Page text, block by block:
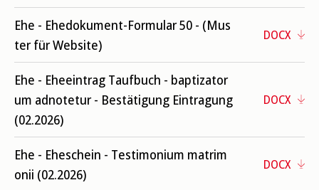
Ehe - Ehedokument-Formular 50 - (Mus
ter für Website)
DOCX
Ehe - Eheeintrag Taufbuch - baptizator
um adnotetur - Bestätigung Eintragung
(02.2026)
DOCX
Ehe - Eheschein - Testimonium matrim
onii (02.2026)
DOCX